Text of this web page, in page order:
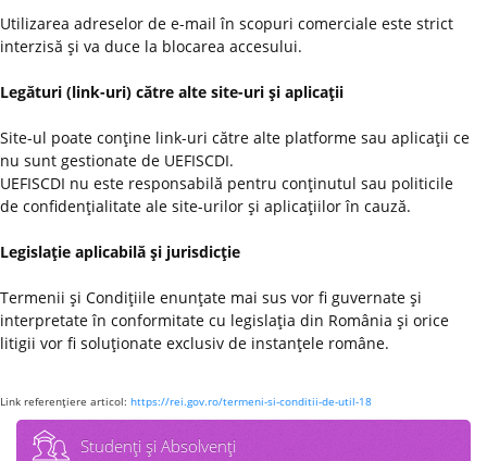
Utilizarea adreselor de e-mail în scopuri comerciale este strict
interzisă şi va duce la blocarea accesului.
Legături (link-uri) către alte site-uri şi aplicaţii
Site-ul poate conţine link-uri către alte platforme sau aplicaţii ce
nu sunt gestionate de UEFISCDI.
UEFISCDI nu este responsabilă pentru conţinutul sau politicile
de confidenţialitate ale site-urilor şi aplicaţiilor în cauză.
Legislaţie aplicabilă şi jurisdicţie
Termenii şi Condiţiile enunţate mai sus vor fi guvernate şi
interpretate în conformitate cu legislaţia din România şi orice
litigii vor fi soluţionate exclusiv de instanţele române.
Link referenţiere articol: https://rei.gov.ro/termeni-si-conditii-de-util-18
Studenţi şi Absolvenţi